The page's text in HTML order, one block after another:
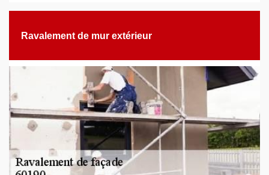
Ravalement de mur extérieur